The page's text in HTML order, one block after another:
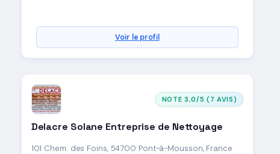
Voir le profil
NOTE 3,0/5 (7 AVIS)
Delacre Solane Entreprise de Nettoyage
101 Chem. des Foins, 54700 Pont-à-Mousson, France